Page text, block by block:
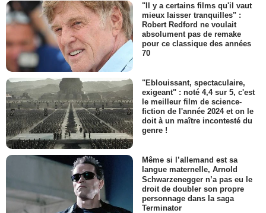
"Il y a certains films qu'il vaut
mieux laisser tranquilles" :
Robert Redford ne voulait
absolument pas de remake
pour ce classique des années
70
"Eblouissant, spectaculaire,
exigeant" : noté 4,4 sur 5, c'est
le meilleur film de science-
fiction de l'année 2024 et on le
doit à un maître incontesté du
genre !
Même si l’allemand est sa
langue maternelle, Arnold
Schwarzenegger n’a pas eu le
droit de doubler son propre
personnage dans la saga
Terminator